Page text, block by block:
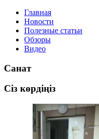
Главная
Новости
Полезные статьи
Обзоры
Видео
Санат
Сіз көрдіңіз